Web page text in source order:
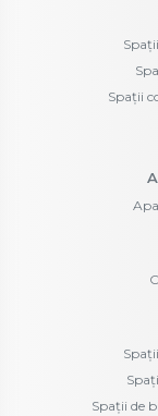
Spații
Spații de